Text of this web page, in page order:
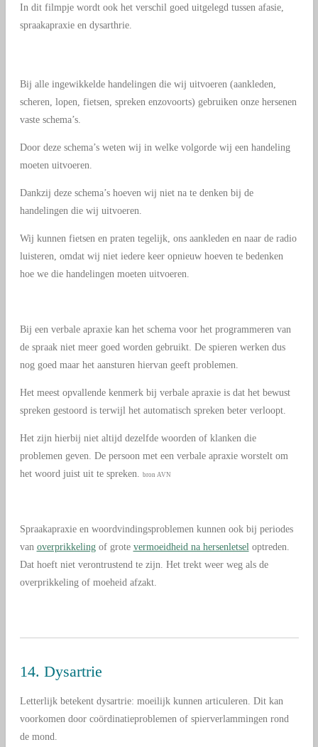
In dit filmpje wordt ook het verschil goed uitgelegd tussen afasie,
spraakapraxie en dysarthrie.
Bij alle ingewikkelde handelingen die wij uitvoeren (aankleden,
scheren, lopen, fietsen, spreken enzovoorts) gebruiken onze hersenen
vaste schema’s.
Door deze schema’s weten wij in welke volgorde wij een handeling
moeten uitvoeren.
Dankzij deze schema’s hoeven wij niet na te denken bij de
handelingen die wij uitvoeren.
Wij kunnen fietsen en praten tegelijk, ons aankleden en naar de radio
luisteren, omdat wij niet iedere keer opnieuw hoeven te bedenken
hoe we die handelingen moeten uitvoeren.
Bij een verbale apraxie kan het schema voor het programmeren van
de spraak niet meer goed worden gebruikt. De spieren werken dus
nog goed maar het aansturen hiervan geeft problemen.
Het meest opvallende kenmerk bij verbale apraxie is dat het bewust
spreken gestoord is terwijl het automatisch spreken beter verloopt.
Het zijn hierbij niet altijd dezelfde woorden of klanken die
problemen geven. De persoon met een verbale apraxie worstelt om
het woord juist uit te spreken.
bron AVN
Spraakapraxie en woordvindingsproblemen kunnen ook bij periodes
van overprikkelingof grote vermoeidheid na hersenletsel optreden.
Dat hoeft niet verontrustend te zijn. Het trekt weer weg als de
overprikkeling of moeheid afzakt.
14. Dysartrie
Letterlijk betekent dysartrie: moeilijk kunnen articuleren. Dit kan
voorkomen door coördinatieproblemen of spierverlammingen rond
de mond.